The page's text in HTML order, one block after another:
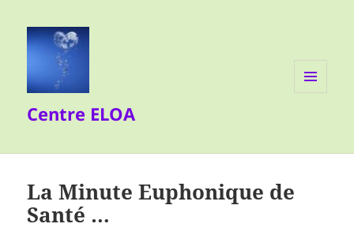
Centre ELOA
La Minute Euphonique de
Santé …